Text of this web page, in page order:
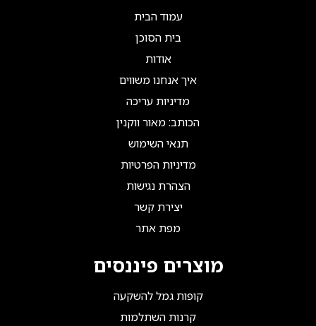
עמוד הבית
בית הסוכן
אודות
איך אנחנו משווים
מדיניות עריכה
הכותב: מאור ווקנין
תנאי השימוש
מדיניות הפרטיות
הצהרת נגישות
יצירת קשר
מפת אתר
מוצרים פיננסים
קופות גמל להשקעה
קרנות השתלמות